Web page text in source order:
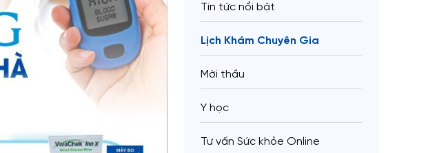
Tin tức nổi bật
Lịch Khám Chuyên Gia
Mời thầu
Y học
Tư vấn Sức khỏe Online